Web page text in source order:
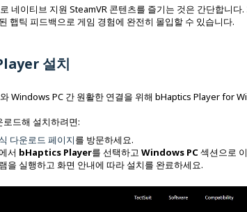
네이티브 지원 SteamVR 콘텐츠를 즐기는 것은 간단합니
햅틱 피드백으로 게임 경험에 완전히 몰입할 수 있습니다.
설치
Windows PC 간 원활한 연결을 위해 bHaptics Player for
드해 설치하려면:
다운로드 페이지를 방문하세요.
서 bHaptics Player를 선택하고 Windows PC섹션으로
을 실행하고 화면 안내에 따라 설치를 완료하세요.